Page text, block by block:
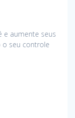
e aumente seus
seu controle